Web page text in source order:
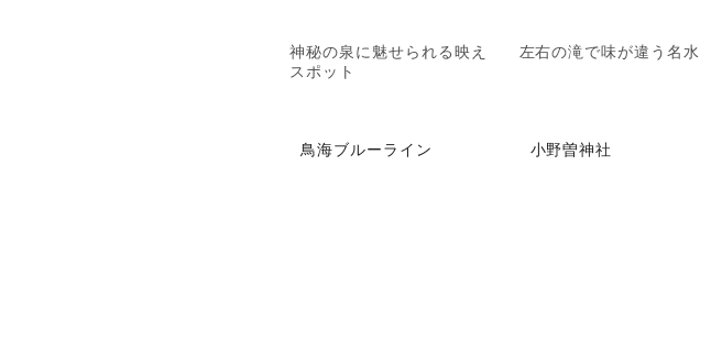
神秘の泉に魅せられる映え
スポット
左右の滝で味が違う名水
鳥海ブルーライン 小野曽神社